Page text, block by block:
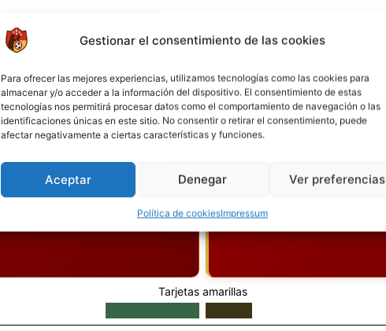
Gestionar el consentimiento de las cookies
Para ofrecer las mejores experiencias, utilizamos tecnologías como las cookies para
almacenar y/o acceder a la información del dispositivo. El consentimiento de estas
tecnologías nos permitirá procesar datos como el comportamiento de navegación o las
identificaciones únicas en este sitio. No consentir o retirar el consentimiento, puede
afectar negativamente a ciertas características y funciones.
Aceptar Denegar Ver preferencias
Política de cookiesImpressum
4'
4'
5' TARJETA AMARILLA
Tarjetas amarillas